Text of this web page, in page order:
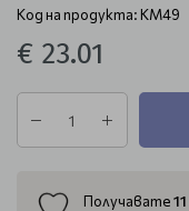
Код на продукта: KM49
€ 23.01
Получавате11